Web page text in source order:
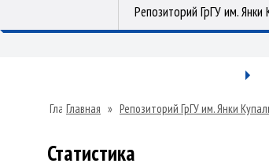
Репозиторий ГрГУ им. Янки
Главная » Репозиторий ГрГУ им. Янки
Статистика